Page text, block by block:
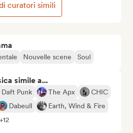
Nouvelle scene Soul
simile a...
Daft Punk The Apx
CHIC
Dabeull
Earth, Wind & Fire
curatori simili